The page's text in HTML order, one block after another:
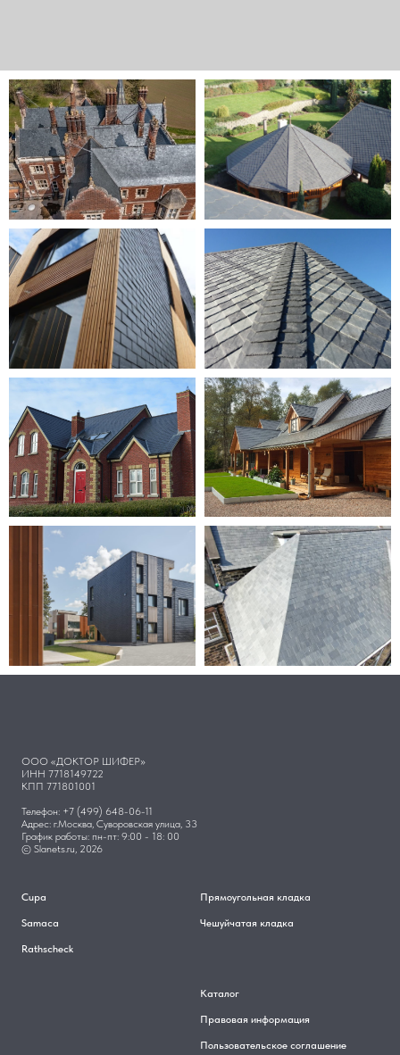
ООО «ДОКТОР ШИФЕР»
ИНН 7718149722
КПП 771801001
Телефон: +7 (499) 648-06-11
Адрес: г.Москва, Суворовская улица, 33
График работы: пн-пт: 9:00 - 18: 00
© Slanets.ru, 2026
Cupa
Samaca
Rathscheck
Прямоугольная кладка
Чешуйчатая кладка
Каталог
Правовая информация
Пользовательское соглашение